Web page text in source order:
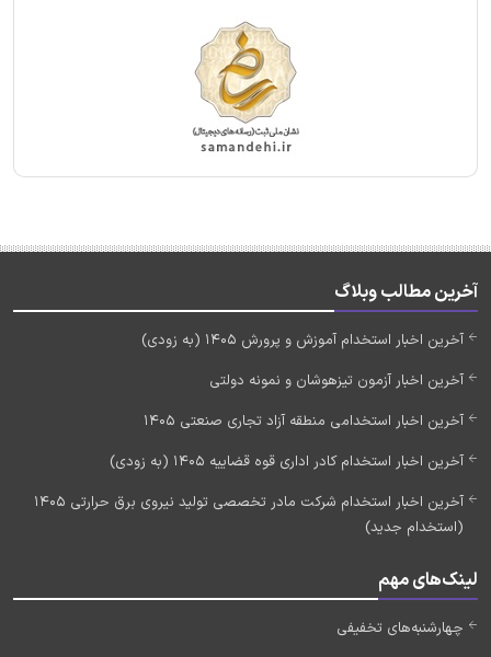
آخرین مطالب وبلاگ
آخرین اخبار استخدام آموزش و پرورش 1405 (به زودی)
آخرین اخبار آزمون تیزهوشان و نمونه دولتی
آخرین اخبار استخدامی منطقه آزاد تجاری صنعتی 1405
آخرین اخبار استخدام کادر اداری قوه قضاییه 1405 (به زودی)
آخرین اخبار استخدام شرکت مادر تخصصی تولید نیروی برق حرارتی 1405
(استخدام جدید)
لینک‌های مهم
چهارشنبه‌های تخفیفی